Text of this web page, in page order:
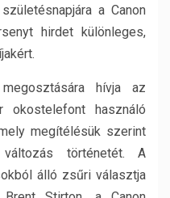
a Canon
hirdet különleges,
hívja az
okostelefont használó
megítélésük szerint
történetét. A
álló zsűri választja